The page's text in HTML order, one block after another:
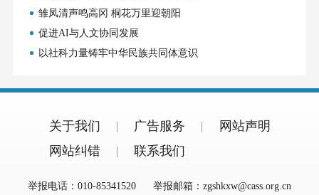
雏凤清声鸣高冈 桐花万里迎朝阳
促进AI与人文协同发展
以社科力量铸牢中华民族共同体意识
关于我们 广告服务
网站声明
网站纠错
联系我们
举报电话：010-85341520 举报邮箱：zgshkxw@cass.org.cn